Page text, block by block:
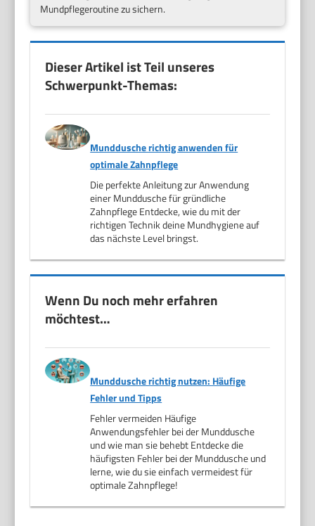
Mundpflegeroutine zu sichern.
Dieser Artikel ist Teil unseres
Schwerpunkt-Themas:
Munddusche richtig anwenden für
optimale Zahnpflege
Die perfekte Anleitung zur Anwendung
einer Munddusche für gründliche
Zahnpflege Entdecke, wie du mit der
richtigen Technik deine Mundhygiene auf
das nächste Level bringst.
Wenn Du noch mehr erfahren
möchtest…
Munddusche richtig nutzen: Häufige
Fehler und Tipps
Fehler vermeiden Häufige
Anwendungsfehler bei der Munddusche
und wie man sie behebt Entdecke die
häufigsten Fehler bei der Munddusche und
lerne, wie du sie einfach vermeidest für
optimale Zahnpflege!